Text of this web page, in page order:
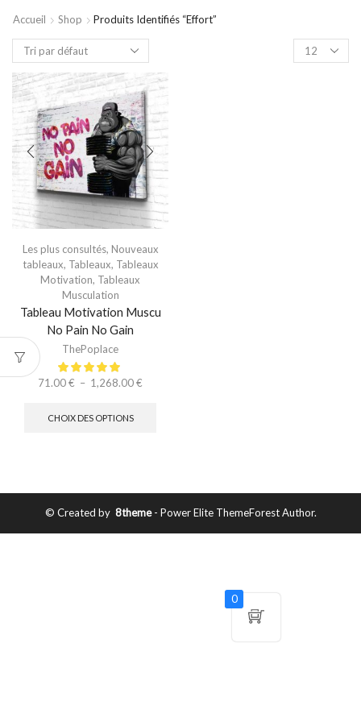
Accueil Shop Produits Identifiés “effort”
Les plus consultés, Nouveaux
tableaux, Tableaux, Tableaux
Motivation, Tableaux
Musculation
Tableau Motivation Muscu
No Pain No Gain
ThePoplace
71.00€ – 1,268.00€
CHOIX DES OPTIONS
© Created by 8theme- Power Elite ThemeForest Author.
0